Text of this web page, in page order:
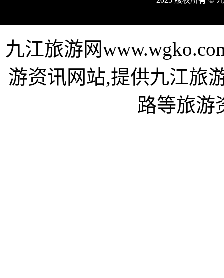
九江旅游网
游资讯网站,提供九江旅
路等旅游